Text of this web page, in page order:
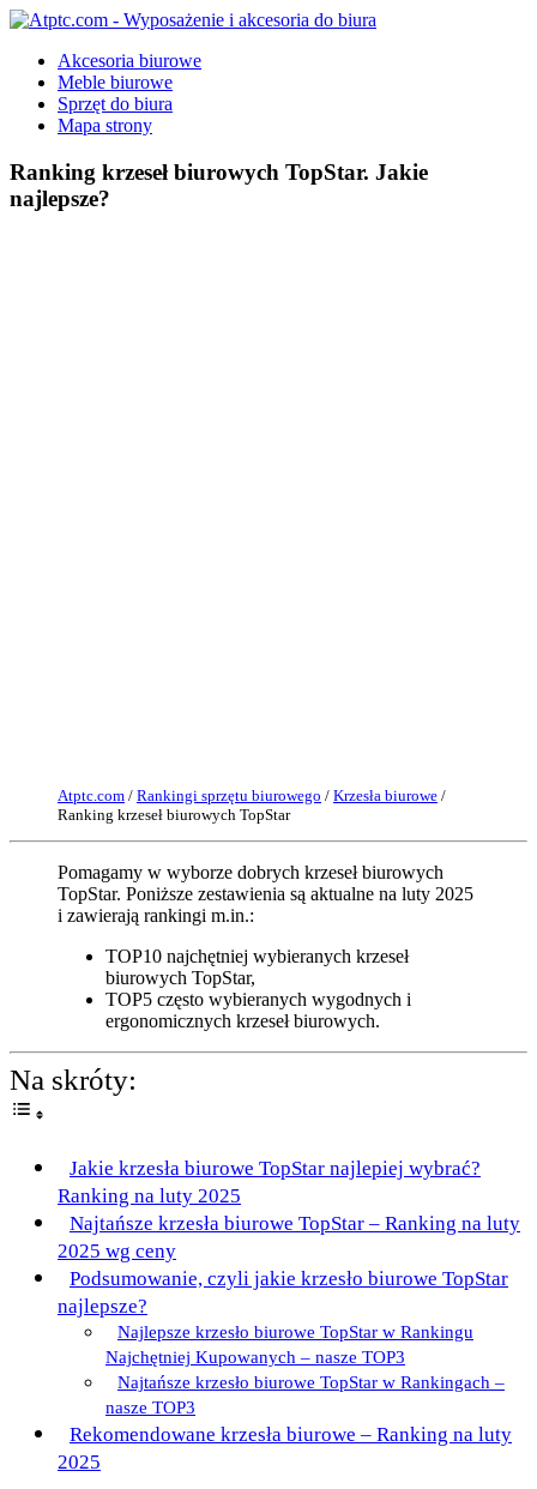
Skip
content
Atptc.com
Wyposażenie
akcesoria
Akcesoria biurowe
Meble biurowe
Sprzęt do biura
Mapa strony
Ranking krzeseł biurowych TopStar. Jakie
najlepsze?
Atptc.com / Rankingi sprzętu biurowego / Krzesła biurowe /
Ranking krzeseł biurowych TopStar
Pomagamy w wyborze dobrych krzeseł biurowych
TopStar. Poniższe zestawienia są aktualne na luty 2025
i zawierają rankingi m.in.:
TOP10 najchętniej wybieranych krzeseł
biurowych TopStar,
TOP5 często wybieranych wygodnych i
ergonomicznych krzeseł biurowych.
Na skróty:
Jakie krzesła biurowe TopStar najlepiej wybrać?
Ranking na luty 2025
Najtańsze krzesła biurowe TopStar – Ranking na luty
2025 wg ceny
Podsumowanie, czyli jakie krzesło biurowe TopStar
najlepsze?
Najlepsze krzesło biurowe TopStar w Rankingu
Najchętniej Kupowanych – nasze TOP3
Najtańsze krzesło biurowe TopStar w Rankingach –
nasze TOP3
Rekomendowane krzesła biurowe – Ranking na luty
2025